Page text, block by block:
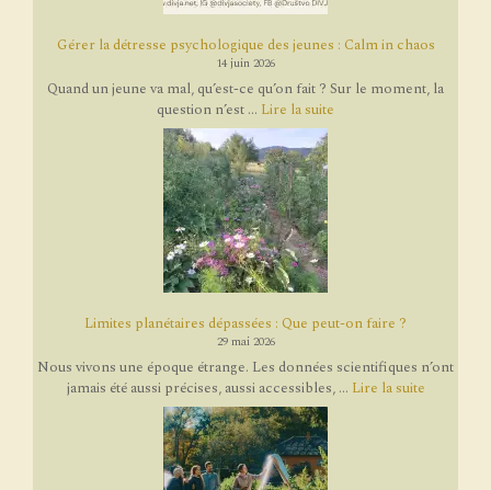
Gérer la détresse psychologique des jeunes : Calm in chaos
14 juin 2026
Quand un jeune va mal, qu’est-ce qu’on fait ? Sur le moment, la
question n’est ... Lire la suite
Limites planétaires dépassées : Que peut-on faire ?
29 mai 2026
Nous vivons une époque étrange. Les données scientifiques n’ont
jamais été aussi précises, aussi accessibles, ... Lire la suite